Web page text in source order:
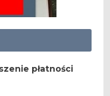
płatności